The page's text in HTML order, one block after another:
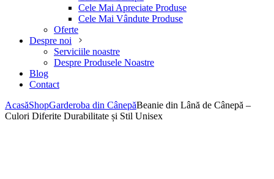
Cele Mai Apreciate Produse
Cele Mai Vândute Produse
Oferte
Despre noi
Serviciile noastre
Despre Produsele Noastre
Blog
Contact
AcasăShopGarderoba din CânepăBeanie din Lână de Cânepă –
Culori Diferite Durabilitate și Stil Unisex